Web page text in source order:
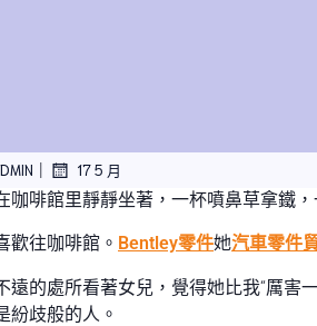
| 17 5 月
咖啡館里靜靜坐著，一杯噴鼻草拿鐵
歡往咖啡館。 Bentley零件她汽車零件
遠的處所看著女兒，覺得她比我“厲害
紛歧般的人。